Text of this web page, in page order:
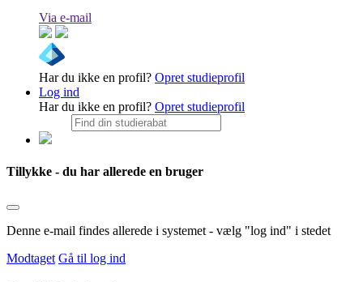
Via e-mail
Har du ikke en profil? Opret studieprofil
Log ind
Har du ikke en profil? Opret studieprofil
Tillykke - du har allerede en bruger
Denne e-mail findes allerede i systemet - vælg "log ind" i stedet
Modtaget Gå til log ind